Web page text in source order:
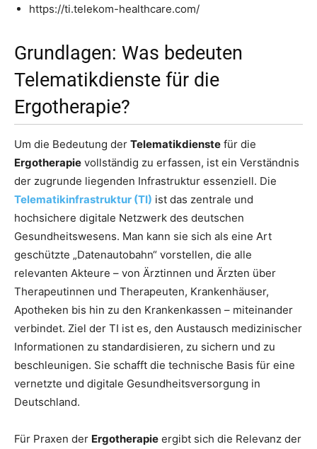
https://ti.telekom-healthcare.com/
Grundlagen: Was bedeuten
Telematikdienste für die
Ergotherapie?
Um die Bedeutung der Telematikdienste für die
Ergotherapie vollständig zu erfassen, ist ein Verständnis
der zugrunde liegenden Infrastruktur essenziell. Die
Telematikinfrastruktur (TI) ist das zentrale und
hochsichere digitale Netzwerk des deutschen
Gesundheitswesens. Man kann sie sich als eine Art
geschützte „Datenautobahn“ vorstellen, die alle
relevanten Akteure – von Ärztinnen und Ärzten über
Therapeutinnen und Therapeuten, Krankenhäuser,
Apotheken bis hin zu den Krankenkassen – miteinander
verbindet. Ziel der TI ist es, den Austausch medizinischer
Informationen zu standardisieren, zu sichern und zu
beschleunigen. Sie schafft die technische Basis für eine
vernetzte und digitale Gesundheitsversorgung in
Deutschland.
Für Praxen der Ergotherapie ergibt sich die Relevanz der